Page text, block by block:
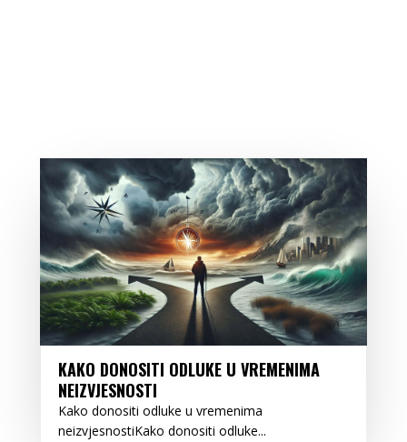
KAKO DONOSITI ODLUKE U VREMENIMA
NEIZVJESNOSTI
Kako donositi odluke u vremenima
neizvjesnostiKako donositi odluke...